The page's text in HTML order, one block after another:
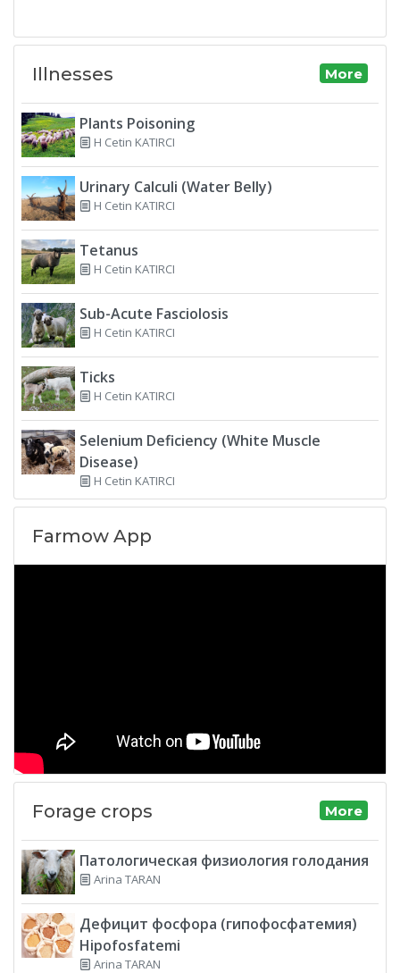
Illnesses More
Plants Poisoning
H Cetin KATIRCI
Urinary Calculi (Water Belly)
H Cetin KATIRCI
Tetanus
H Cetin KATIRCI
Sub-Acute Fasciolosis
H Cetin KATIRCI
Ticks
H Cetin KATIRCI
Selenium Deficiency (White Muscle
Disease)
H Cetin KATIRCI
Farmow App
Forage crops More
Патологическая физиология голодания
Arina TARAN
Дефицит фосфора (гипофосфатемия)
Hipofosfatemi
Arina TARAN